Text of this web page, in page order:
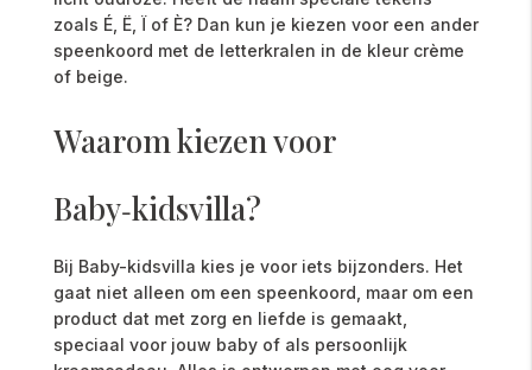
zoals É, Ë, Ï of È? Dan kun je kiezen voor een ander
speenkoord met de letterkralen in de kleur crème
of beige.
Waarom kiezen voor
Baby‑kidsvilla?
Bij Baby-kidsvilla kies je voor iets bijzonders. Het
gaat niet alleen om een speenkoord, maar om een
product dat met zorg en liefde is gemaakt,
speciaal voor jouw baby of als persoonlijk